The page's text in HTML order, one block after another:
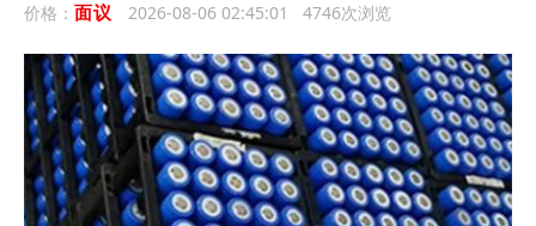
价格： 面议 2026-08-06 02:45:01 4746次浏览